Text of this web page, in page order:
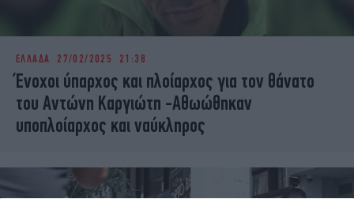
ΕΛΛΑΔΑ 27/02/2025 21:38
Ένοχοι ύπαρχος και πλοίαρχος για τον θάνατο
του Αντώνη Καργιώτη -Αθωώθηκαν
υποπλοίαρχος και ναύκληρος